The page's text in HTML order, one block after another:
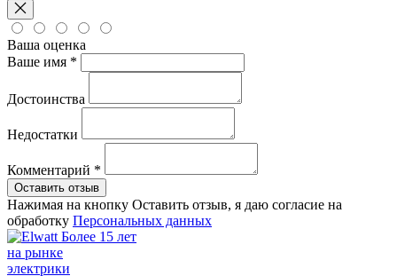
Ваша оценка
Ваше имя *
Достоинства
Недостатки
Комментарий *
Оставить отзыв
Нажимая на кнопку Оставить отзыв, я даю согласие на
обработку Персональных данных
Более 15 лет
на рынке
электрики